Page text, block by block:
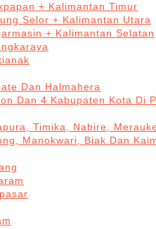
+ Kalimantan Timur
Selor + Kalimantan Utara
+ Kalimantan Selatan
Dan Halmahera
Dan 4 Kabupaten Kota Di
Timika, Nabire,
Manokwari, Biak Dan